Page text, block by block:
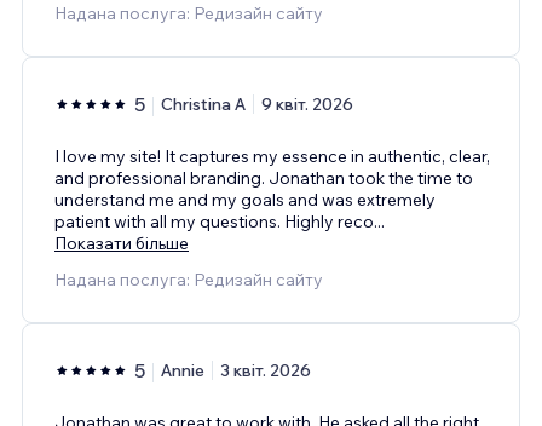
Надана послуга: Редизайн сайту
5 Christina A 9 квіт. 2026
I love my site! It captures my essence in authentic, clear,
and professional branding. Jonathan took the time to
understand me and my goals and was extremely
patient with all my questions. Highly reco...
Показати більше
Надана послуга: Редизайн сайту
5 Annie 3 квіт. 2026